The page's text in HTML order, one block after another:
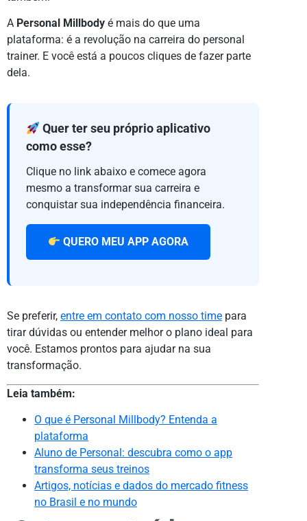
A Personal Millbody é mais do que uma
plataforma: é a revolução na carreira do personal
trainer. E você está a poucos cliques de fazer parte
dela.
Quer ter seu próprio aplicativo
como esse?
Clique no link abaixo e comece agora
mesmo a transformar sua carreira e
conquistar sua independência financeira.
QUERO MEU APP AGORA
Se preferir, entre em contato com nosso time para
tirar dúvidas ou entender melhor o plano ideal para
você. Estamos prontos para ajudar na sua
transformação.
Leia também:
O que é Personal Millbody? Entenda a
plataforma
Aluno de Personal: descubra como o app
transforma seus treinos
Artigos, notícias e dados do mercado fitness
no Brasil e no mundo